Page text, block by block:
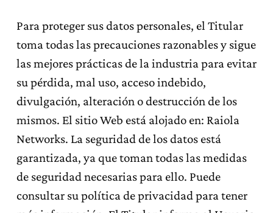
Para proteger sus datos personales, el Titular
toma todas las precauciones razonables y sigue
las mejores prácticas de la industria para evitar
su pérdida, mal uso, acceso indebido,
divulgación, alteración o destrucción de los
mismos. El sitio Web está alojado en: Raiola
Networks. La seguridad de los datos está
garantizada, ya que toman todas las medidas
de seguridad necesarias para ello. Puede
consultar su política de privacidad para tener